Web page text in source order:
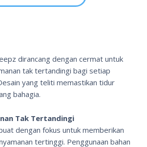
dirancang dengan cermat untuk
tak tertandingi bagi setiap
yang teliti memastikan tidur
bahagia.
Tak Tertandingi
dengan fokus untuk memberikan
tertinggi. Penggunaan bahan